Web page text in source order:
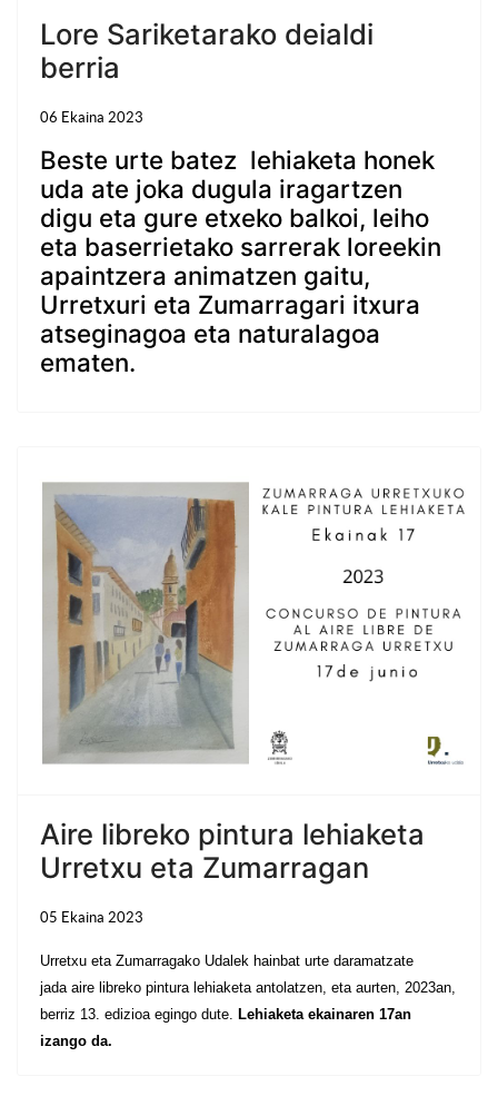
Lore Sariketarako deialdi
berria
06 Ekaina 2023
Beste urte batez lehiaketa honek
uda ate joka dugula iragartzen
digu eta gure etxeko balkoi, leiho
eta baserrietako sarrerak loreekin
apaintzera animatzen gaitu,
Urretxuri eta Zumarragari itxura
atseginagoa eta naturalagoa
ematen.
Aire libreko pintura lehiaketa
Urretxu eta Zumarragan
05 Ekaina 2023
Urretxu eta Zumarragako Udalek hainbat urte daramatzate
jada aire libreko pintura lehiaketa antolatzen, eta aurten, 2023an,
berriz 13. edizioa egingo dute. Lehiaketa ekainaren 17an
izango da.